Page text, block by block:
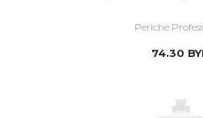
Periche
74.30